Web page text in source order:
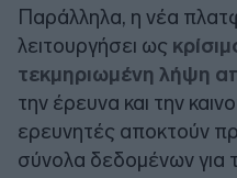
Παράλληλα, η νέα
λειτουργήσει ως
τεκμηριωμένη λήψη
την έρευνα και την
ερευνητές αποκτούν
σύνολα δεδομένων για